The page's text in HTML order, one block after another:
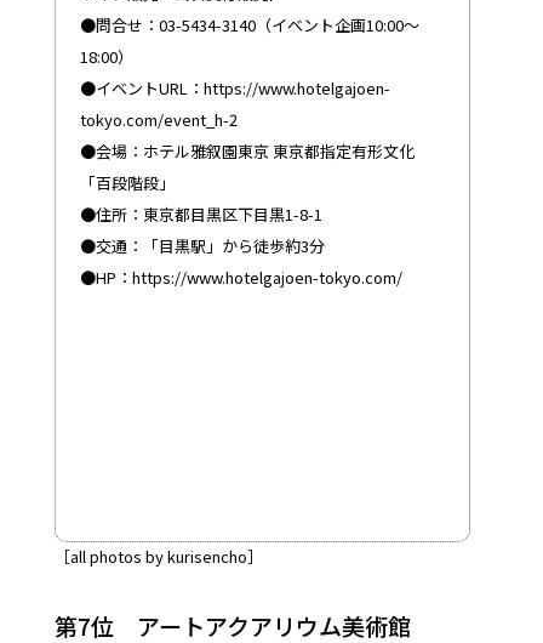
●問合せ：03-5434-3140（イベント企画10:00〜
18:00）
●イベントURL： https://www.hotelgajoen-
tokyo.com/event_h-2
●会場：ホテル雅叙園東京 東京都指定有形文化
「百段階段」
●住所：東京都目黒区下目黒1-8-1
●交通：「目黒駅」から徒歩約3分
●HP： https://www.hotelgajoen-tokyo.com/
［all photos by kurisencho］
第7位 アートアクアリウム美術館